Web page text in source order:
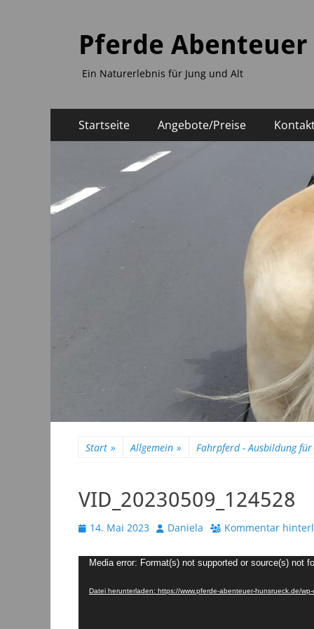
Pferde
Ein Naturerlebnis für Jung und Alt
Primäres
Menü
Inhalt
Startseite Angebote/Preise
Start » Allgemein » Fahrpferd - Ausbildung
VID_20230509_124528
Veröffentlicht
14. Mai 2023 AutorDaniela Kommentar
Video-
Media error: Format(s) not supported or source(s) not
Datei herunterladen: https://www.pferde-abenteuer-hunsrueck.de/